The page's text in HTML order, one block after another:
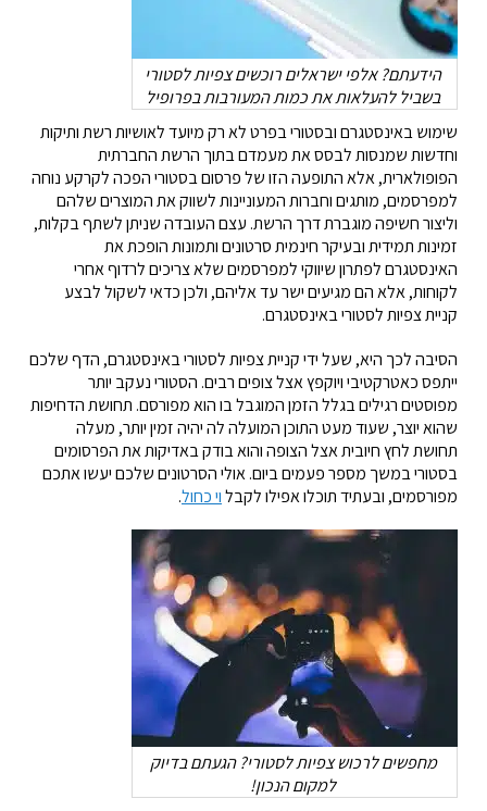
הידעתם? אלפי ישראלים רוכשים צפיות לסטורי
בשביל להעלאות את כמות המעורבות בפרופיל
שימוש באינסטגרם ובסטורי בפרט לא רק מיועד לאושיות רשת ותיקות
וחדשות שמנסות לבסס את מעמדם בתוך הרשת החברתית
הפופולארית, אלא התופעה הזו של פרסום בסטורי הפכה לקרקע נוחה
למפרסמים, מותגים וחברות המעוניינות לשווק את המוצרים שלהם
וליצור חשיפה מוגברת דרך הרשת. עצם העובדה שניתן לשתף בקלות,
זמינות תמידית ובעיקר חינמית סרטונים ותמונות הופכת את
האינסטגרם לפתרון שיווקי למפרסמים שלא צריכים לרדוף אחרי
לקוחות, אלא הם מגיעים ישר עד אליהם, ולכן כדאי לשקול לבצע
קניית צפיות לסטורי באינסטגרם.
הסיבה לכך היא, שעל ידי קניית צפיות לסטורי באינסטגרם, הדף שלכם
ייתפס כאטרקטיבי ויוקפץ אצל צופים רבים. הסטורי נעקב יותר
מפוסטים רגילים בגלל הזמן המוגבל בו הוא מפורסם. תחושת הדחיפות
שהוא יוצר, שעוד מעט התוכן המועלה לה יהיה זמין יותר, מעלה
תחושת לחץ חיובית אצל הצופה והוא בודק באדיקות את הפרסומים
בסטורי במשך מספר פעמים ביום. אולי הסרטונים שלכם יעשו אתכם
מפורסמים, ובעתיד תוכלו אפילו לקבלוי כחול.
מחפשים לרכוש צפיות לסטורי? הגעתם בדיוק
למקום הנכון!